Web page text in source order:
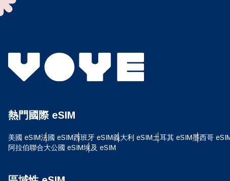
熱門國際 eSIM
美國 eSIM法國 eSIM西班牙 eSIM義大利 eSIM土耳其 eSIM墨西哥
阿拉伯聯合大公國 eSIM埃及 eSIM